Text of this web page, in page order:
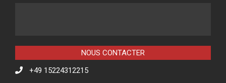
NOUS CONTACTER
+49 15224312215